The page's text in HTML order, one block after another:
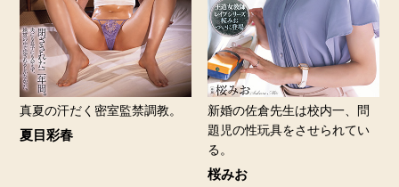
真夏の汗だく密室監禁調教。
夏目彩春
新婚の佐倉先生は校内一、問
題児の性玩具をさせられてい
る。
桜みお